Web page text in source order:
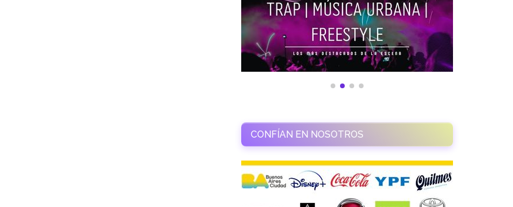
CONFÍAN EN NOSOTROS